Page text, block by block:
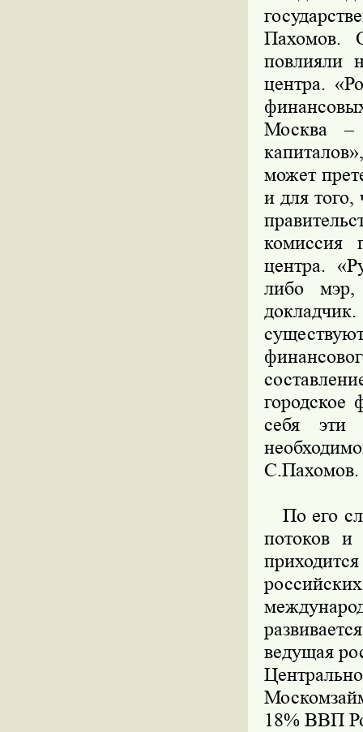
Пахомов.
повлияли
центра.
Москва –
может
и для того,
комиссия
центра.
либо мэр,
городское
себя эти
С.Пахомов.
По его
потоков и
ведущая
18% ВВП